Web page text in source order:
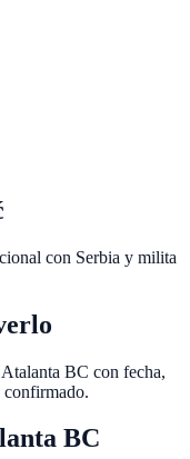
con Serbia y milita
BC con fecha,
confirmado.
BC